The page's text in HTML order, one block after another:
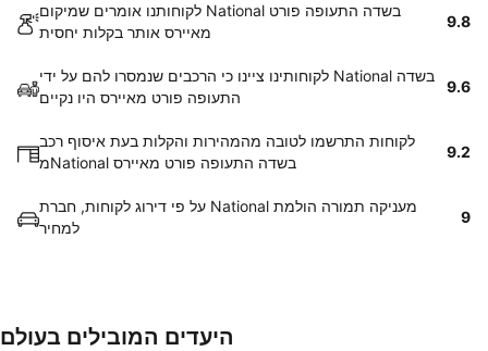
לקוחותנו אומרים שמיקום National בשדה התעופה פורט
מאיירס אותר בקלות יחסית
9.8
לקוחותינו ציינו כי הרכבים שנמסרו להם על ידי National בשדה
התעופה פורט מאיירס היו נקיים
9.6
לקוחות התרשמו לטובה מהמהירות והקלות בעת איסוף רכב
מNational בשדה התעופה פורט מאיירס
9.2
על פי דירוג לקוחות, חברת National מעניקה תמורה הולמת
למחיר
9
היעדים המובילים בעולם